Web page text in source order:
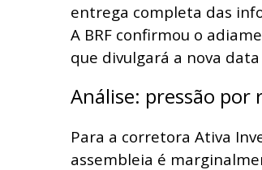
entrega completa das
A BRF confirmou o
que divulgará a nova
Análise: pressão por
Para a corretora Ativa
assembleia é